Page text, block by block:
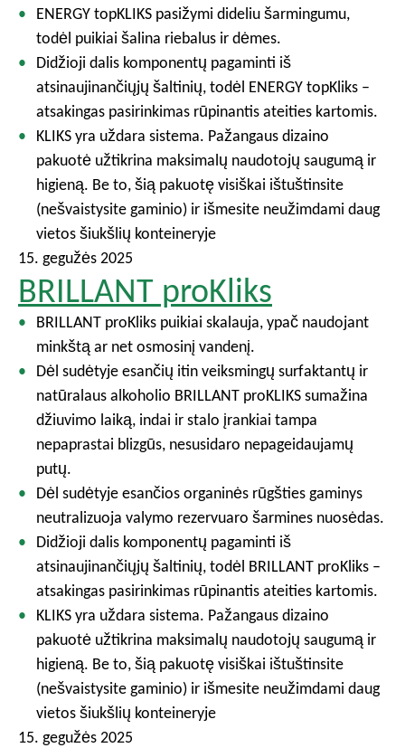
ENERGY topKLIKS pasižymi dideliu šarmingumu,
todėl puikiai šalina riebalus ir dėmes.
Didžioji dalis komponentų pagaminti iš
atsinaujinančiųjų šaltinių, todėl ENERGY topKliks –
atsakingas pasirinkimas rūpinantis ateities kartomis.
KLIKS yra uždara sistema. Pažangaus dizaino
pakuotė užtikrina maksimalų naudotojų saugumą ir
higieną. Be to, šią pakuotę visiškai ištuštinsite
(nešvaistysite gaminio) ir išmesite neužimdami daug
vietos šiukšlių konteineryje
15. gegužės 2025
BRILLANT proKliks
BRILLANT proKliks puikiai skalauja, ypač naudojant
minkštą ar net osmosinį vandenį.
Dėl sudėtyje esančių itin veiksmingų surfaktantų ir
natūralaus alkoholio BRILLANT proKLIKS sumažina
džiuvimo laiką, indai ir stalo įrankiai tampa
nepaprastai blizgūs, nesusidaro nepageidaujamų
putų.
Dėl sudėtyje esančios organinės rūgšties gaminys
neutralizuoja valymo rezervuaro šarmines nuosėdas.
Didžioji dalis komponentų pagaminti iš
atsinaujinančiųjų šaltinių, todėl BRILLANT proKliks –
atsakingas pasirinkimas rūpinantis ateities kartomis.
KLIKS yra uždara sistema. Pažangaus dizaino
pakuotė užtikrina maksimalų naudotojų saugumą ir
higieną. Be to, šią pakuotę visiškai ištuštinsite
(nešvaistysite gaminio) ir išmesite neužimdami daug
vietos šiukšlių konteineryje
15. gegužės 2025